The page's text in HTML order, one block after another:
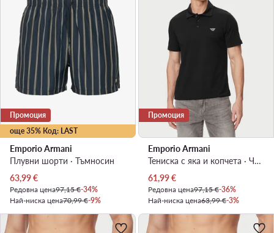
още 35% Код: LAST
Промоция
Emporio Armani
Плувни шорти · Тъмносин
Актуална цена
63,99€
Редовна цена97,15 €-34%
Най-ниска цена70,99 €-9%
Промоция
Emporio Armani
Тениска с яка и копчета · Черен
Актуална цена
61,99€
Редовна цена97,15 €-36%
Най-ниска цена63,99 €-3%